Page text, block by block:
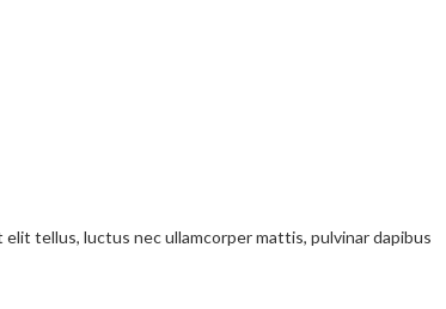
tellus, luctus nec ullamcorper mattis, pulvinar dapibus